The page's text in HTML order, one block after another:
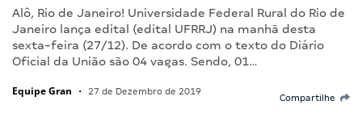
Alô, Rio de Janeiro! Universidade Federal Rural do Rio de
Janeiro lança edital (edital UFRRJ) na manhã desta
sexta-feira (27/12). De acordo com o texto do Diário
Oficial da União são 04 vagas. Sendo, 01…
Equipe Gran • 27 de Dezembro de 2019
Compartilhe